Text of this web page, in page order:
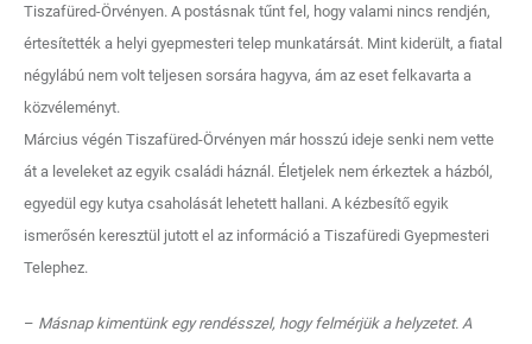
Tiszafüred-Örvényen. A postásnak tűnt fel, hogy valami nincs rendjén,
értesítették a helyi gyepmesteri telep munkatársát. Mint kiderült, a fiatal
négylábú nem volt teljesen sorsára hagyva, ám az eset felkavarta a
közvéleményt.
Március végén Tiszafüred-Örvényen már hosszú ideje senki nem vette
át a leveleket az egyik családi háznál. Életjelek nem érkeztek a házból,
egyedül egy kutya csaholását lehetett hallani. A kézbesítő egyik
ismerősén keresztül jutott el az információ a Tiszafüredi Gyepmesteri
Telephez.
– Másnap kimentünk egy rendésszel, hogy felmérjük a helyzetet. A